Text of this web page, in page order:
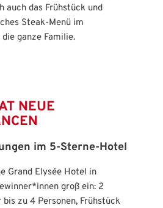
auch das Frühstück und
Steak-Menü im
ganze Familie.
NEUE
im 5-Sterne-Hotel
Grand Elysée Hotel in
groß ein: 2
zu 4 Personen, Frühstück